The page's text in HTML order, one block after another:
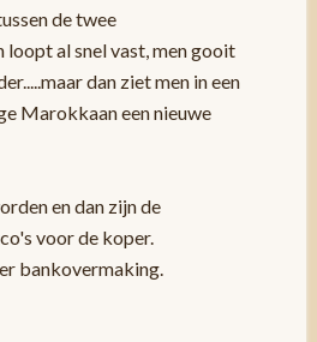
de twee
al snel vast, men gooit
dan ziet men in een
Marokkaan een nieuwe
en dan zijn de
voor de koper.
bankovermaking.